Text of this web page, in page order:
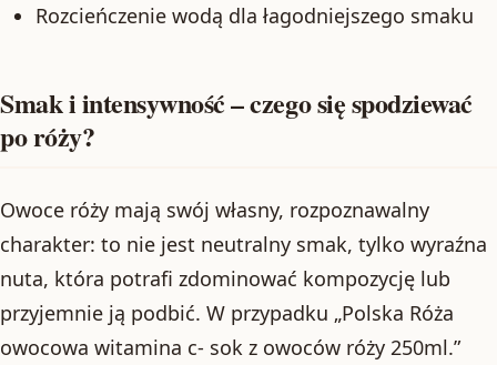
Rozcieńczenie wodą dla łagodniejszego smaku
Smak i intensywność – czego się spodziewać
po róży?
Owoce róży mają swój własny, rozpoznawalny
charakter: to nie jest neutralny smak, tylko wyraźna
nuta, która potrafi zdominować kompozycję lub
przyjemnie ją podbić. W przypadku „Polska Róża
owocowa witamina c- sok z owoców róży 250ml.”